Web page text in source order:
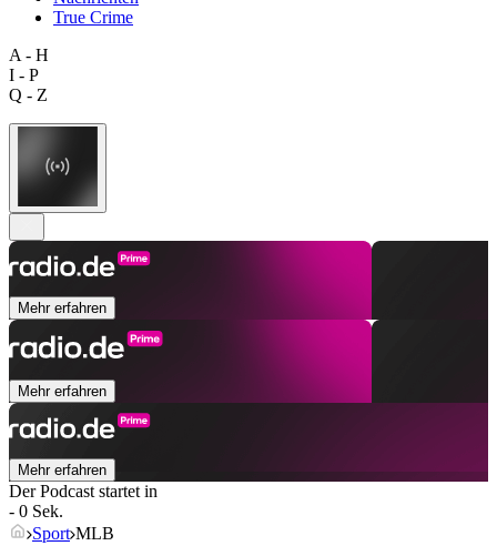
True Crime
A - H
I - P
Q - Z
Mehr erfahren
Mehr erfahren
Mehr erfahren
Der Podcast startet in
- 0 Sek.
Sport MLB